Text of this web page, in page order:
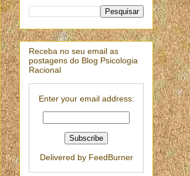
Receba no seu email as
postagens do Blog Psicologia
Racional
Enter your email address:
Delivered by FeedBurner